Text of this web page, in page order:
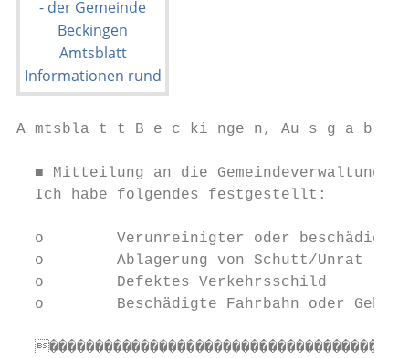
A mtsbla t t B e c ki nge n,
  ■ Mitteilung an die Gemeindeverwaltung
  Ich habe folgendes festgestellt:
o        Verunreinigter oder
o        Ablagerung von Schutt/Unrat
o        Defektes Verkehrsschild
o        Beschädigte Fahrbahn oder